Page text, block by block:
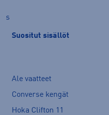
s
Suositut sisällöt
Ale vaatteet
Converse kengät
Hoka Clifton 11